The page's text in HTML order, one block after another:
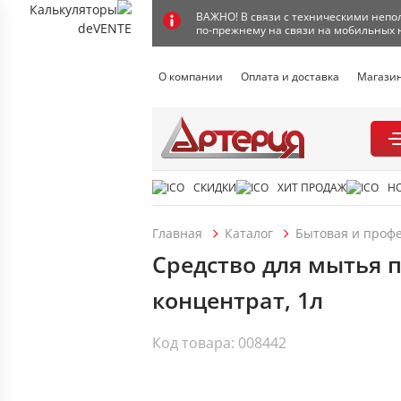
ВАЖНО! В связи с техническими
по-прежнему на связи на мобильных
О компании Оплата и доставка
СКИДКИ ХИТ ПРОДАЖ
Главная Каталог Бытовая и
Средство для мытья
концентрат, 1л
Код товара: 008442